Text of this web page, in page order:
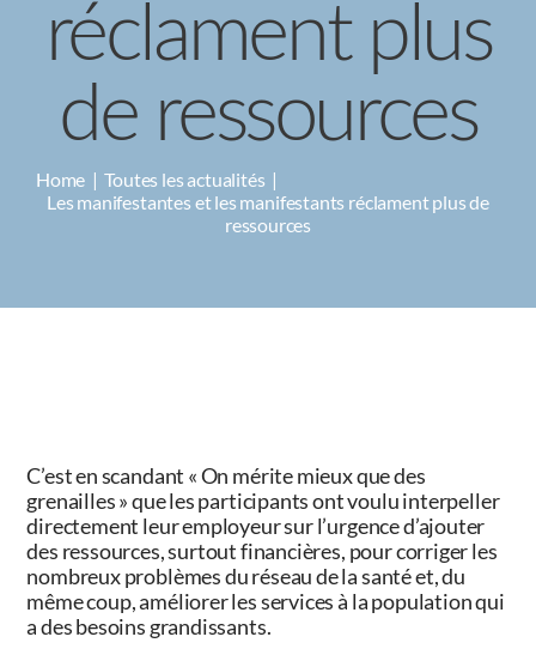
réclament plus
de ressources
Home
Toutes les actualités
Les manifestantes et les manifestants réclament plus de
ressources
C’est en scandant « On mérite mieux que des
grenailles » que les participants ont voulu interpeller
directement leur employeur sur l’urgence d’ajouter
des ressources, surtout financières, pour corriger les
nombreux problèmes du réseau de la santé et, du
même coup, améliorer les services à la population qui
a des besoins grandissants.